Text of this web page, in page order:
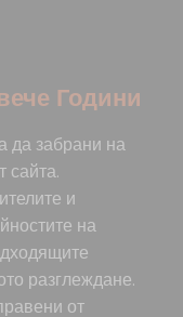
Години
да забрани на
и
на
разглеждане.
от